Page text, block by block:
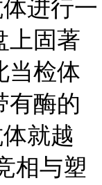
进行一
上固著
当检体
有酶的
就越
相与塑